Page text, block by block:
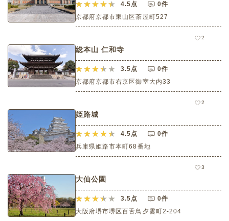
4.5点
0件
京都府京都市東山区茶屋町527
2
総本山 仁和寺
3.5点
0件
京都府京都市右京区御室大内33
2
姫路城
4.5点
0件
兵庫県姫路市本町68番地
3
大仙公園
3.5点
0件
大阪府堺市堺区百舌鳥夕雲町2-204